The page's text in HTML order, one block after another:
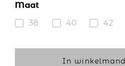
Maat
38
40 42
In winkelmand